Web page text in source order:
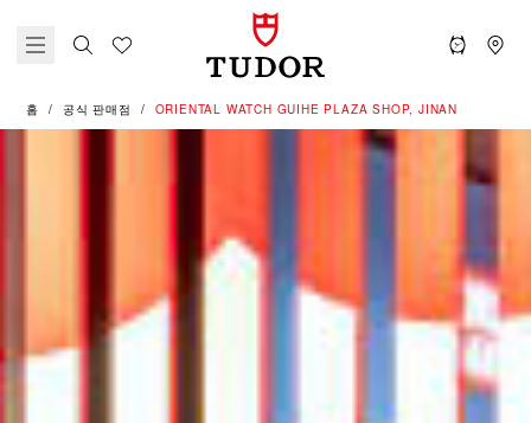
홈 공식 판매점 ‭ORIENTAL WATCH GUIHE PLAZA SHOP, JINAN‬